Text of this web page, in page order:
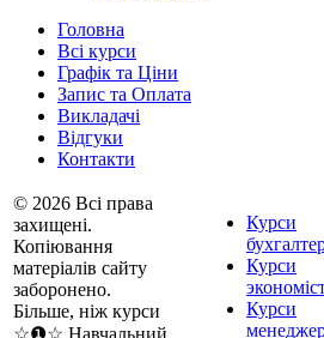
Головна
Всі курси
Графік та Ціни
Запис та Оплата
Викладачі
Відгуки
Контакти
© 2026 Всі права
захищені.
Копіювання
матеріалів сайту
заборонено.
Більше, ніж курси
☆❶☆ Навчальний
Курси
Курси
Курси